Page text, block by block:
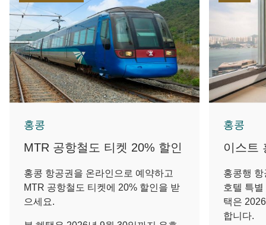
홍콩
MTR 공항철도 티켓 20% 할인
홍콩 항공권을 온라인으로 예약하고
MTR 공항철도 티켓에 20% 할인을 받
으세요.
홍콩
이스트
홍콩행
호텔 특
택은
합니다.